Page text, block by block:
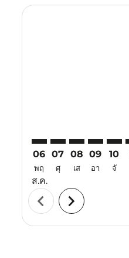
06
พฤ
ส.ค.
07
ศุ
08
เส
09
อา
10
จั
chevron_left chevron_right